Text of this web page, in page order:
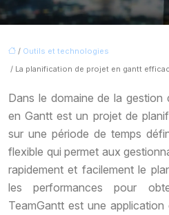
/ Outils et technologies
/ La planification de projet en gantt
Dans le domaine de la gestion
en Gantt est un projet de
sur une période de temps
flexible qui permet aux
rapidement et facilement le
les performances pour
TeamGantt est une